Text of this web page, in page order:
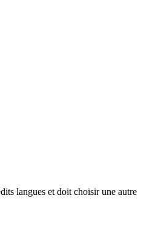
langues et doit choisir une autre